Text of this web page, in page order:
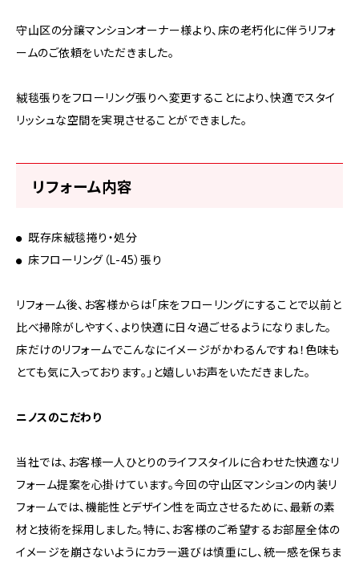
守山区の分譲マンションオーナー様より、床の老朽化に伴うリフォ
ームのご依頼をいただきました。
絨毯張りをフローリング張りへ変更することにより、快適でスタイ
リッシュな空間を実現させることができました。
リフォーム内容
既存床絨毯捲り・処分
床フローリング（L-45）張り
リフォーム後、お客様からは「床をフローリングにすることで以前と
比べ掃除がしやすく、より快適に日々過ごせるようになりました。
床だけのリフォームでこんなにイメージがかわるんですね！色味も
とても気に入っております。」と嬉しいお声をいただきました。
ニノスのこだわり
当社では、お客様一人ひとりのライフスタイルに合わせた快適なリ
フォーム提案を心掛けています。今回の守山区マンションの内装リ
フォームでは、機能性とデザイン性を両立させるために、最新の素
材と技術を採用しました。特に、お客様のご希望するお部屋全体の
イメージを崩さないようにカラー選びは慎重にし、統一感を保ちま